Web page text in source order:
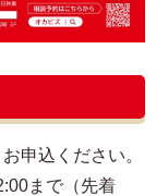
申込ください。
まで（先着